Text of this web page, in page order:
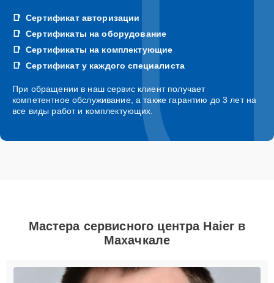
Сертификат авторизации
Сертификаты на оборудование
Сертификаты на комплектующие
Сертификат у каждого специалиста
При обращении в наш сервис клиент получает
компетентное обслуживание, а также гарантию до 3 лет на
все виды работ и комплектующих.
Мастера сервисного центра Haier в
Махачкале